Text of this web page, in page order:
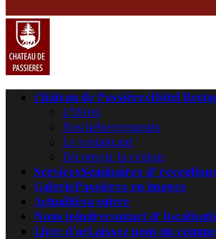
Château de PassièresHôtel
L’Hôtel
Nos hébergements
Le restaurant
Découvrir la région
ServicesSéminaires &
GaleriePassières en images
Actualitésà suivre
Nous joindrecontact &
Livre d’orLaissez nous un